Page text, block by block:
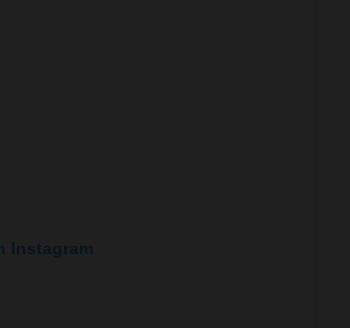
Instagram